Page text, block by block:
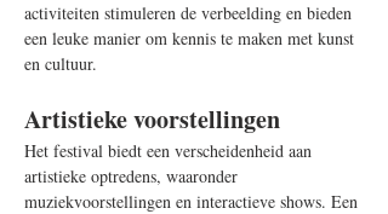
activiteiten stimuleren de verbeelding en bieden
een leuke manier om kennis te maken met kunst
en cultuur.
Artistieke voorstellingen
Het festival biedt een verscheidenheid aan
artistieke optredens, waaronder
muziekvoorstellingen en interactieve shows. Een